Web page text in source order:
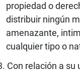
propiedad o
distribuir ningún
amenazante,
cualquier tipo o
Con relación a su